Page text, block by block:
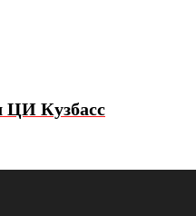
ЦИ Кузбасс